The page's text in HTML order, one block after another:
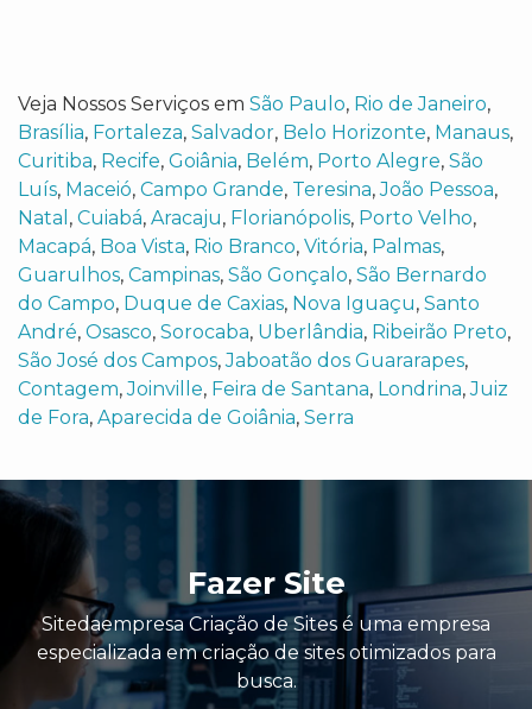
Veja Nossos Serviços em São Paulo, Rio de Janeiro,
Brasília, Fortaleza, Salvador, Belo Horizonte, Manaus,
Curitiba, Recife, Goiânia, Belém, Porto Alegre, São
Luís, Maceió, Campo Grande, Teresina,João Pessoa,
Natal , Cuiabá, Aracaju, Florianópolis, Porto Velho,
Macapá, Boa Vista, Rio Branco, Vitória, Palmas,
Guarulhos, Campinas, São Gonçalo, São Bernardo
do Campo, Duque de Caxias, Nova Iguaçu, Santo
André, Osasco, Sorocaba, Uberlândia, Ribeirão Preto,
São José dos Campos,Jaboatão dos Guararapes,
Contagem,Joinville, Feira de Santana, Londrina,Juiz
de Fora, Aparecida de Goiânia, Serra
Fazer Site
Sitedaempresa Criação de Sites é uma empresa
especializada em criação de sites otimizados para
busca.